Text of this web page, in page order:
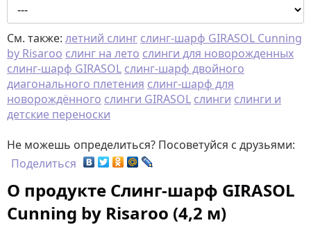
См. также: летний слинг слинг-шарф GIRASOL Cunning
by Risaroo слинг на лето слинги для новорожденных
слинг-шарф GIRASOL слинг-шарф двойного
диагонального плетения слинг-шарф для
новорождённого слинги GIRASOL слинги слинги и
детские переноски
Не можешь определиться? Посоветуйся с друзьями:
Поделиться
О продукте Слинг-шарф GIRASOL
Cunning by Risaroo (4,2 м)